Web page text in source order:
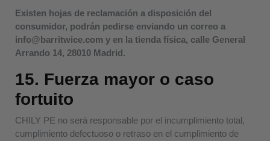
Existen hojas de reclamación a disposición del
consumidor, podrán pedirse enviando un correo a
info@barritwice.com y en la tienda física, calle General
Arrando 14, 28010 Madrid.
15. Fuerza mayor o caso
fortuito
CHILY PE no será responsable por el incumplimiento total,
cumplimiento defectuoso o retraso en el cumplimiento de